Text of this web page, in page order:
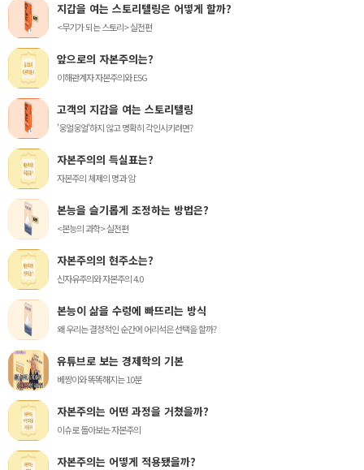
지갑을 여는 스토리텔링은 어떻게 할까?
<무기가 되는 스토리> 실전편
앞으로의 자본주의는?
이해관계자 자본주의와 ESG
고객의 지갑을 여는 스토리텔링
'웅얼웅얼'하지 않고 명확히 각인시키려면?
자본주의의 득실표는?
자본주의 체제의 명과 암
본능을 슬기롭게 조정하는 방법은?
<본능의 과학> 실전편
자본주의의 현주소는?
신자유주의와 자본주의 4.0
본능이 삶을 수렁에 빠뜨리는 방식
왜 우리는 결정적인 순간에 어리석은 선택을 할까?
유튜브로 보는 경제학의 기본
베짱이와 똑똑해지는 10분
자본주의는 어떤 과정을 거쳤을까?
이슈로 돌아보는 자본주의
자본주의는 어떻게 적용됐을까?